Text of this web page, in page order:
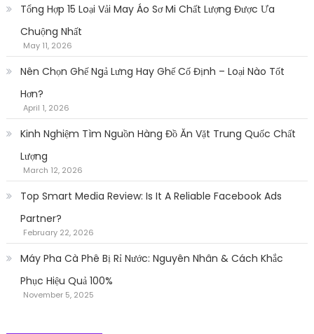
Tổng Hợp 15 Loại Vải May Áo Sơ Mi Chất Lượng Được Ưa
Chuộng Nhất
May 11, 2026
Nên Chọn Ghế Ngả Lưng Hay Ghế Cố Định – Loại Nào Tốt
Hơn?
April 1, 2026
Kinh Nghiệm Tìm Nguồn Hàng Đồ Ăn Vặt Trung Quốc Chất
Lượng
March 12, 2026
Top Smart Media Review: Is It A Reliable Facebook Ads
Partner?
February 22, 2026
Máy Pha Cà Phê Bị Rỉ Nước: Nguyên Nhân & Cách Khắc
Phục Hiệu Quả 100%
November 5, 2025